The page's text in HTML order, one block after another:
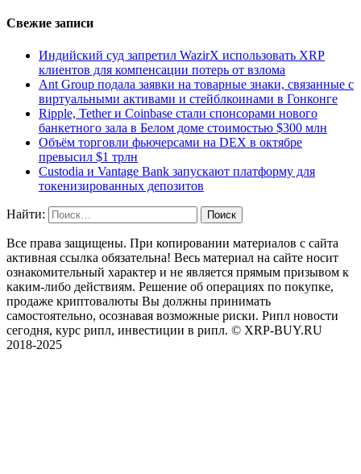
Свежие записи
Индийский суд запретил WazirX использовать XRP
клиентов для компенсации потерь от взлома
Ant Group подала заявки на товарные знаки, связанные с
виртуальными активами и стейблкоинами в Гонконге
Ripple, Tether и Coinbase стали спонсорами нового
банкетного зала в Белом доме стоимостью $300 млн
Объём торговли фьючерсами на DEX в октябре
превысил $1 трлн
Custodia и Vantage Bank запускают платформу для
токенизированных депозитов
Найти:
Все права защищены. При копировании материалов с сайта
активная ссылка обязательна! Весь материал на сайте носит
ознакомительный характер и не является прямым призывом к
каким-либо действиям. Решение об операциях по покупке,
продаже криптовалюты Вы должны принимать
самостоятельно, осознавая возможные риски. Рипл новости
сегодня, курс рипл, инвестиции в рипл. © XRP-BUY.RU
2018-2025